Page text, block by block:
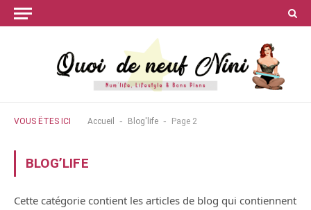
VOUS ÊTES ICI Accueil - Blog'life - Page 2
BLOG’LIFE
Cette catégorie contient les articles de blog qui contiennent